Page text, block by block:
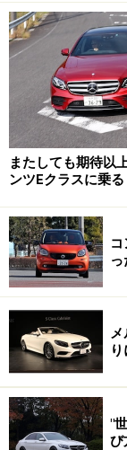
またしても期待以
ンツEクラスに乗る
っ
メ
"
び